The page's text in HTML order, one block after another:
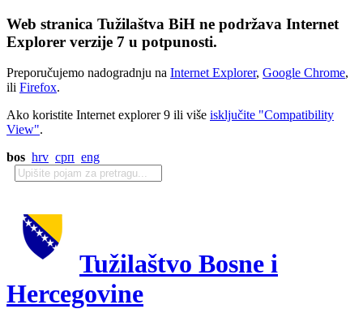
Web stranica Tužilaštva BiH ne podržava Internet
Explorer verzije 7 u potpunosti.
Preporučujemo nadogradnju na Internet Explorer, Google Chrome,
ili Firefox.
Ako koristite Internet explorer 9 ili više isključite "Compatibility
View".
bos hrv срп eng
Tužilaštvo Bosne i
Hercegovine